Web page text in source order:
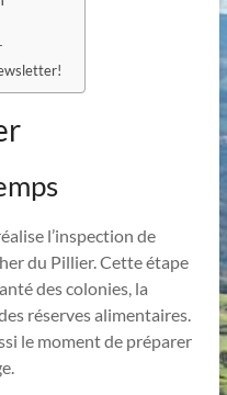
l’inspection de
du Pillier. Cette étape
des colonies, la
réserves alimentaires.
le moment de préparer